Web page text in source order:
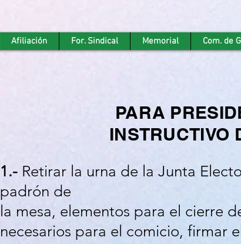
PARA
INSTRUCTIVO
1.- Retirar la urna de la Junta
padrón de
la mesa, elementos para el cierre
necesarios para el comicio, firmar
Afiliación For. Sindical Memorial Com. de